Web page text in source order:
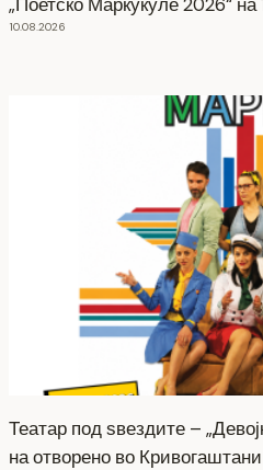
10.08.2026
Театар под ѕвездите –
на отворено во Кривогаштани